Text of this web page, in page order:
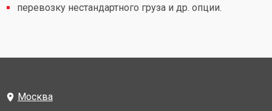
перевозку нестандартного груза и др. опции.
Москва